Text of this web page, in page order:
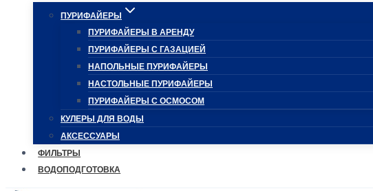
ПУРИФАЙЕРЫ
ПУРИФАЙЕРЫ В АРЕНДУ
ПУРИФАЙЕРЫ С ГАЗАЦИЕЙ
НАПОЛЬНЫЕ ПУРИФАЙЕРЫ
НАСТОЛЬНЫЕ ПУРИФАЙЕРЫ
ПУРИФАЙЕРЫ С ОСМОСОМ
КУЛЕРЫ ДЛЯ ВОДЫ
АКСЕССУАРЫ
ФИЛЬТРЫ
ВОДОПОДГОТОВКА